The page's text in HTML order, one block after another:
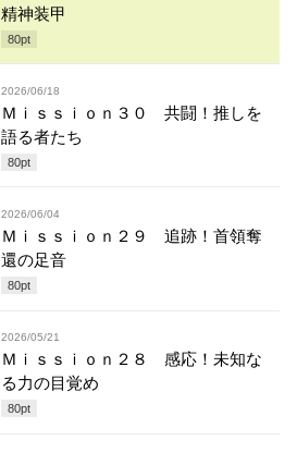
精神装甲
80pt
2026/06/18
Ｍｉｓｓｉｏｎ３０ 共闘！推しを
語る者たち
80pt
2026/06/04
Ｍｉｓｓｉｏｎ２９ 追跡！首領奪
還の足音
80pt
2026/05/21
Ｍｉｓｓｉｏｎ２８ 感応！未知な
る力の目覚め
80pt